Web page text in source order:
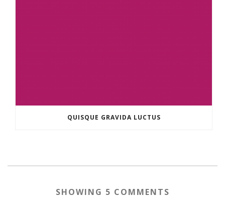
QUISQUE GRAVIDA LUCTUS
SHOWING 5 COMMENTS